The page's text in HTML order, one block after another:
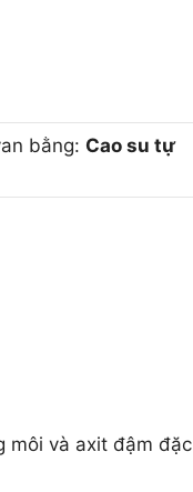
bằng: Cao su tự
môi và axit đậm đặc